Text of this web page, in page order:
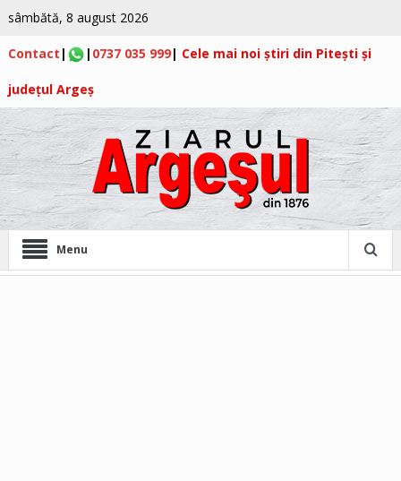
sâmbătă, 8 august 2026
Contact | | 0737 035 999| Cele mai noi știri din Pitești și
județul Argeș
Menu